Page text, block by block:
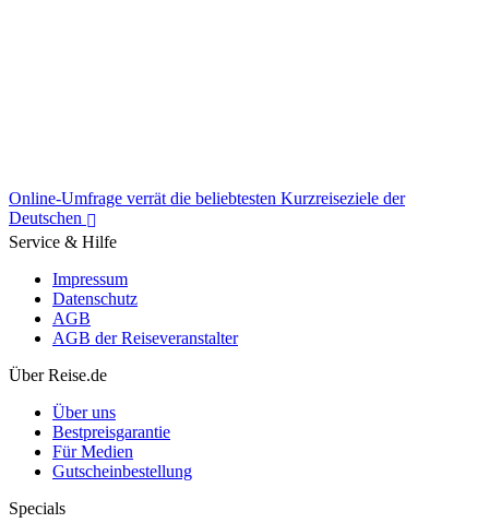
Deutschen
Online-Umfrage verrät die beliebtesten Kurzreiseziele der
Deutschen
Service & Hilfe
Impressum
Datenschutz
AGB
AGB der Reiseveranstalter
Über Reise.de
Über uns
Bestpreisgarantie
Für Medien
Gutscheinbestellung
Specials